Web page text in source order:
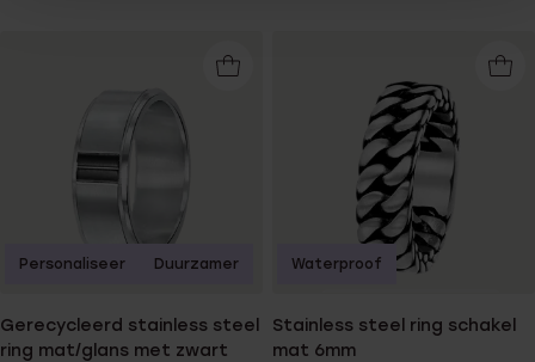
Gerecycleerd stainless steel
ring mat/glans met zwart
Personaliseer Duurzamer
Stainless steel ring schakel
mat 6mm
Waterproof